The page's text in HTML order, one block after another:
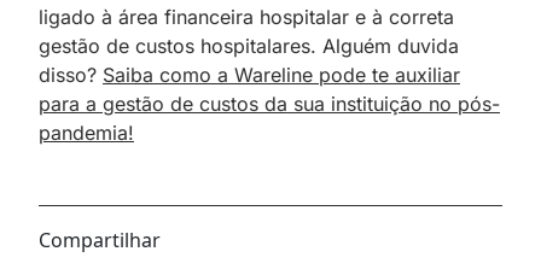
ligado à área financeira hospitalar e à correta
gestão de custos hospitalares. Alguém duvida
disso? Saiba como a Wareline pode te auxiliar
para a gestão de custos da sua instituição no pós-
pandemia!
Compartilhar